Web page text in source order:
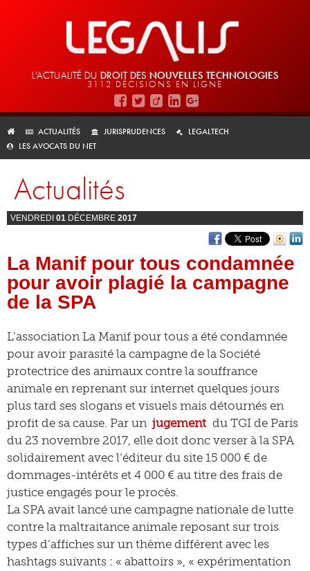
L'ACTUALITÉ DU DROIT DES NOUVELLES TECHNOLOGIES
3112 DÉCISIONS EN LIGNE
ACTUALITÉS JURISPRUDENCES
LEGALTECH
LES AVOCATS DU NET
Actualités
VENDREDI 01 DÉCEMBRE 2017
La Manif pour tous condamnée
pour avoir plagié la campagne
de la SPA
L’association La Manif pour tous a été condamnée
pour avoir parasité la campagne de la Société
protectrice des animaux contre la souffrance
animale en reprenant sur internet quelques jours
plus tard ses slogans et visuels mais détournés en
profit de sa cause. Par un jugement du TGI de Paris
du 23 novembre 2017, elle doit donc verser à la SPA
solidairement avec l’éditeur du site 15 000 € de
dommages-intérêts et 4 000 € au titre des frais de
justice engagés pour le procès.
La SPA avait lancé une campagne nationale de lutte
contre la maltraitance animale reposant sur trois
types d’affiches sur un thème différent avec les
hashtags suivants : « abattoirs », « expérimentation